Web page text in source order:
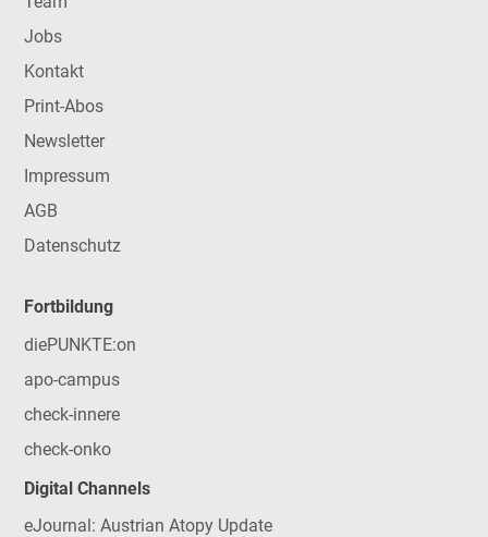
Jobs
Kontakt
Print-Abos
Newsletter
Impressum
AGB
Datenschutz
Fortbildung
diePUNKTE:on
apo-campus
check-innere
check-onko
Digital Channels
eJournal: Austrian Atopy Update